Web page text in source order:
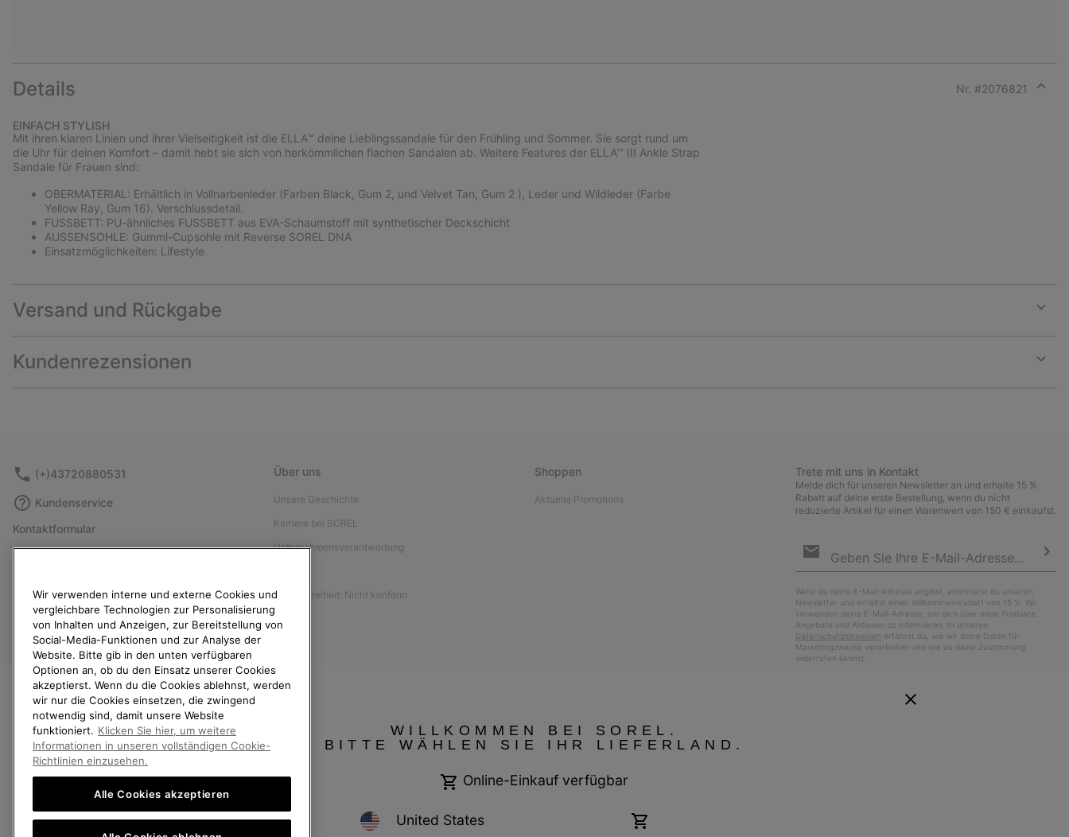
Details Nr. #2076821
EINFACH STYLISH
Mit ihren klaren Linien und ihrer Vielseitigkeit ist die ELLA™ deine Lieblingssandale für den Frühling und Sommer. Sie sorgt rund um
die Uhr für deinen Komfort – damit hebt sie sich von herkömmlichen flachen Sandalen ab. Weitere Features der ELLA™ III Ankle Strap
Sandale für Frauen sind:
OBERMATERIAL: Erhältlich in Vollnarbenleder (Farben Black, Gum 2, und Velvet Tan, Gum 2 ), Leder und Wildleder (Farbe
Yellow Ray, Gum 16). Verschlussdetail.
FUSSBETT: PU-ähnliches FUSSBETT aus EVA-Schaumstoff mit synthetischer Deckschicht
AUSSENSOHLE: Gummi-Cupsohle mit Reverse SOREL DNA
Einsatzmöglichkeiten: Lifestyle
Versand und Rückgabe
or
section
Kundenrezensionen
or
(+)43720880531
Kundenservice
Kontaktformular
Größentabelle
Rücksendungen
Vom Kaufvertrag zurücktreten
Bestellstatus
Versand
Zahlung
Häufig gestellte Fragen
Über uns
Unsere Geschichte
Karriere bei SOREL
Unternehmensverantwortung
Barrierefreiheit: Nicht konform
Shoppen
Aktuelle Promotions
Trete mit uns in Kontakt
Melde dich für unseren Newsletter an und erhalte 15 %
Rabatt auf deine erste Bestellung, wenn du nicht
reduzierte Artikel für einen Warenwert von 150 € einkaufst.
Anmeldung
Wenn du deine E-Mail-Adresse angibst, abonnierst du unseren
Newsletter und erhältst einen Willkommensrabatt von 15 %. Wir
verwenden deine E-Mail-Adresse, um dich über neue Produkte,
Angebote und Aktionen zu informieren. In unseren
Datenschutzhinweisen erfährst du, wie wir deine Daten für
Marketingzwecke verarbeiten und wie du deine Zustimmung
widerrufen kannst.
Österreich
WILLKOMMEN BEI SOREL.
BITTE WÄHLEN SIE IHR LIEFERLAND.
Online-Einkauf verfügbar
United States
Online-
Wir verwenden interne und externe Cookies und
vergleichbare Technologien zur Personalisierung
von Inhalten und Anzeigen, zur Bereitstellung von
Social-Media-Funktionen und zur Analyse der
Website. Bitte gib in den unten verfügbaren
Optionen an, ob du den Einsatz unserer Cookies
akzeptierst. Wenn du die Cookies ablehnst, werden
wir nur die Cookies einsetzen, die zwingend
notwendig sind, damit unsere Website
funktioniert. Klicken Sie hier, um weitere
Informationen in unseren vollständigen Cookie-
Richtlinien einzusehen.
Alle Cookies akzeptieren